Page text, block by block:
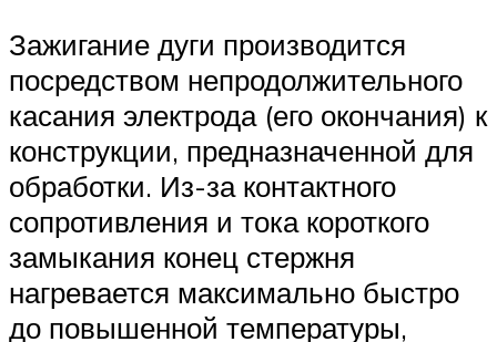
Зажигание дуги производится
посредством непродолжительного
касания электрода (его окончания) к
конструкции, предназначенной для
обработки. Из-за контактного
сопротивления и тока короткого
замыкания конец стержня
нагревается максимально быстро
до повышенной температуры,